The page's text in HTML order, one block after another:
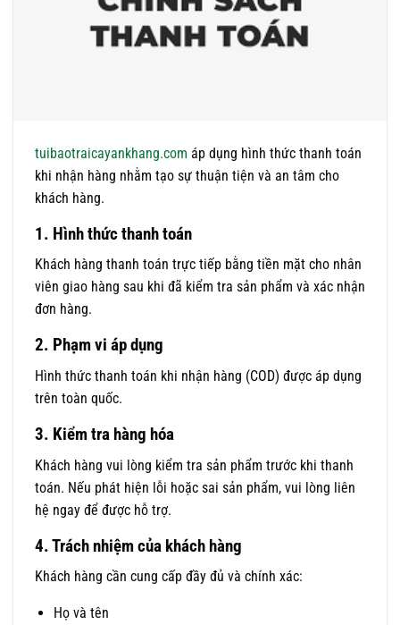
tuibaotraicayankhang.com áp dụng hình thức thanh toán
khi nhận hàng nhằm tạo sự thuận tiện và an tâm cho
khách hàng.
1. Hình thức thanh toán
Khách hàng thanh toán trực tiếp bằng tiền mặt cho nhân
viên giao hàng sau khi đã kiểm tra sản phẩm và xác nhận
đơn hàng.
2. Phạm vi áp dụng
Hình thức thanh toán khi nhận hàng (COD) được áp dụng
trên toàn quốc.
3. Kiểm tra hàng hóa
Khách hàng vui lòng kiểm tra sản phẩm trước khi thanh
toán. Nếu phát hiện lỗi hoặc sai sản phẩm, vui lòng liên
hệ ngay để được hỗ trợ.
4. Trách nhiệm của khách hàng
Khách hàng cần cung cấp đầy đủ và chính xác:
Họ và tên